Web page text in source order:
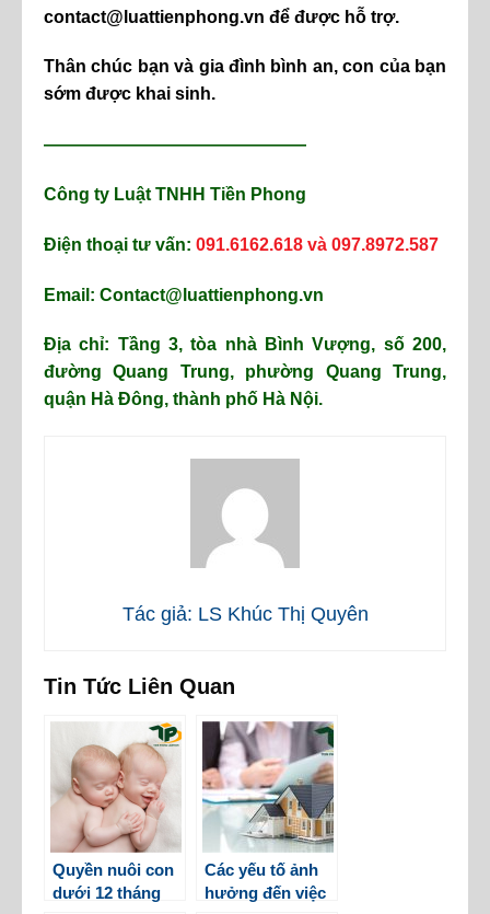
contact@luattienphong.vn để được hỗ trợ.
Thân chúc bạn và gia đình bình an, con của bạn
sớm được khai sinh.
———————————————
Công ty Luật TNHH Tiền Phong
Điện thoại tư vấn: 091.6162.618 và 097.8972.587
Email: Contact@luattienphong.vn
Địa chỉ: Tầng 3, tòa nhà Bình Vượng, số 200,
đường Quang Trung, phường Quang Trung,
quận Hà Đông, thành phố Hà Nội.
Tác giả: LS Khúc Thị Quyên
Tin Tức Liên Quan
Quyền nuôi con
dưới 12 tháng
Các yếu tố ảnh
hưởng đến việc